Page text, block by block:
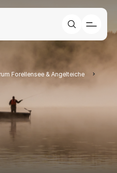
Forellensee & Angelteiche